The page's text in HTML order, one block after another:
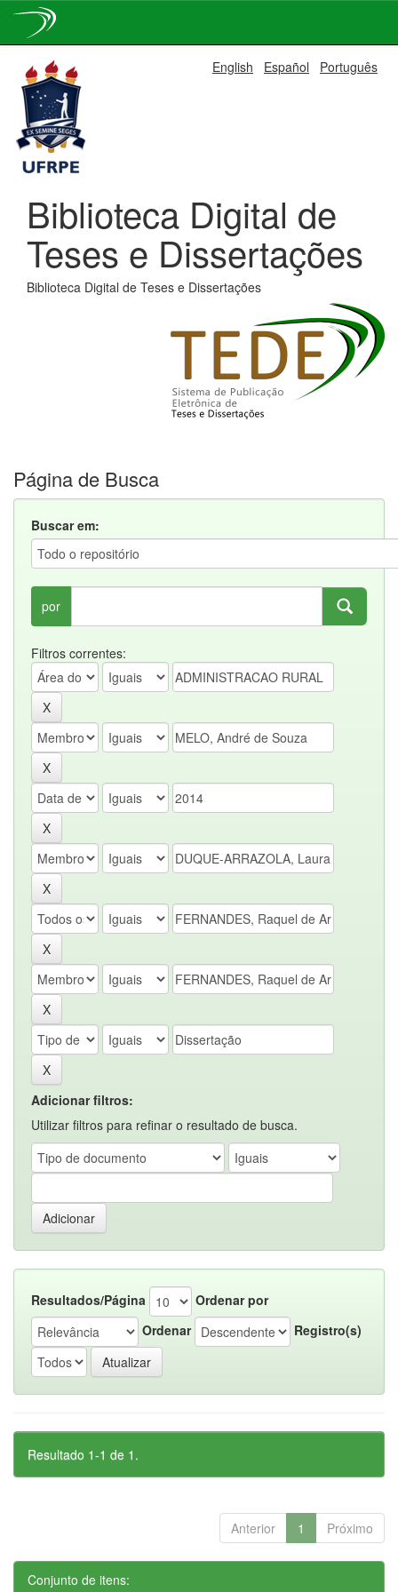
navigation
English Español Português
Biblioteca Digital de
Teses e Dissertações
Biblioteca Digital de Teses e Dissertações
Página de Busca
Buscar em:
por
Filtros correntes:
Adicionar filtros:
Utilizar filtros para refinar o resultado de busca.
Resultados/Página
Ordenar por
Ordenar
Registro(s)
Resultado 1-1 de 1.
Anterior 1 Próximo
Conjunto de itens: